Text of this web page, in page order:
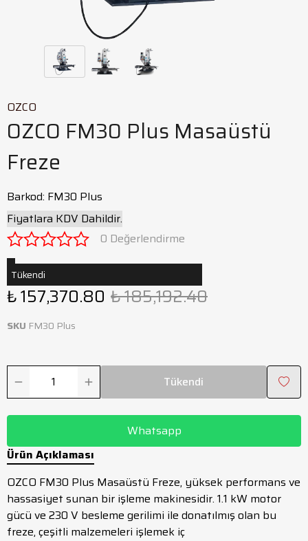
OZCO
OZCO FM30 Plus Masaüstü
Freze
Barkod: FM30 Plus
Fiyatlara KDV Dahildir.
0 Değerlendirme
Tükendi
₺ 157,370.80 ₺ 185,192.40
SKU FM30 Plus
Tükendi
Whatsapp
Ürün Açıklaması
OZCO FM30 Plus Masaüstü Freze, yüksek performans ve
hassasiyet sunan bir işleme makinesidir. 1.1 kW motor
gücü ve 230 V besleme gerilimi ile donatılmış olan bu
freze, çeşitli malzemeleri işlemek iç